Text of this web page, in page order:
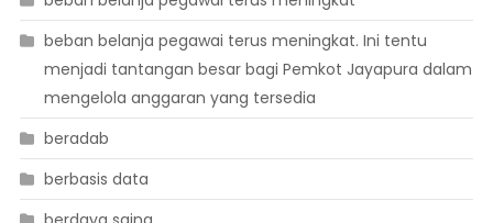
beban belanja pegawai terus meningkat. Ini tentu
menjadi tantangan besar bagi Pemkot Jayapura dalam
mengelola anggaran yang tersedia
beradab
berbasis data